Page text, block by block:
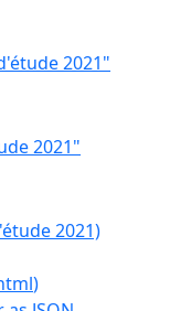
2021"
2021"
2021)
)